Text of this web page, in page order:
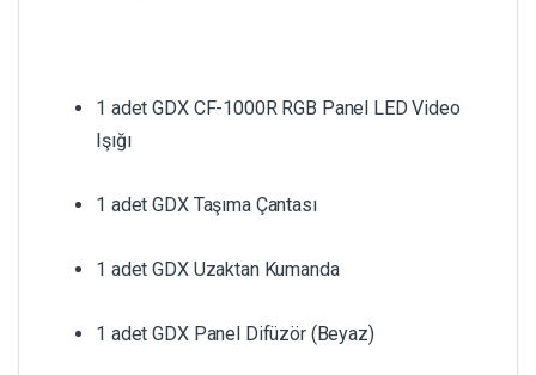
1 adet GDX CF-1000R RGB Panel LED Video
Işığı
1 adet GDX Taşıma Çantası
1 adet GDX Uzaktan Kumanda
1 adet GDX Panel Difüzör (Beyaz)